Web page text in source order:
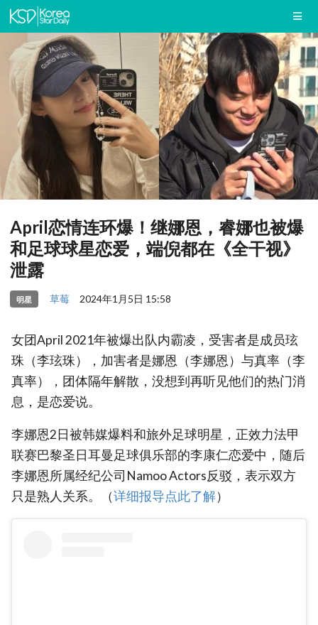
April恋情连环爆！继娜恩，睿娜也被爆
和足球球星恋爱，端倪都在《全干视》
泄露
明星 草莓 2024年1月5日 15:58
女团April 2021年被爆出队内霸凌，受害者是成员玹
珠（李玹珠），加害者是娜恩（李娜恩）与真率（李
真率），团体隔年解散，没想到再听见他们的热门消
息，是恋爱说。
李娜恩2日被韩媒爆料和旅外足球明星，正效力法甲
联赛巴黎圣日耳曼足球俱乐部的李康仁恋爱中，随后
李娜恩所属经纪公司Namoo Actors反驳，表示双方
只是熟人关系。（‎详细报导点此了解）